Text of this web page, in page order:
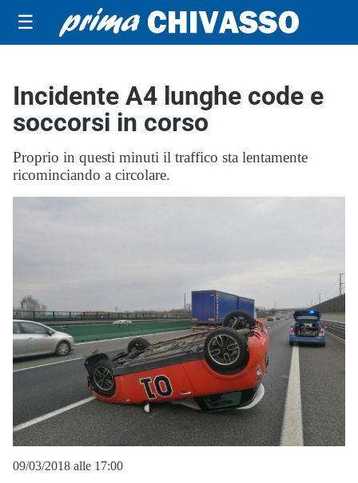
☰
Incidente A4 lunghe code e
soccorsi in corso
Proprio in questi minuti il traffico sta lentamente
ricominciando a circolare.
09/03/2018 alle 17:00